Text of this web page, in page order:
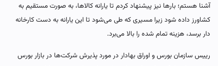
آشنا هستم؛ بارها نیز پیشنهاد کردم تا یارانه کالاها، به صورت مستقیم به
کشاورز داده شود زیرا مسیری که طی می‌شود تا این یارانه به دست کارخانه
دار برسد، هزینه تمام شده را بالا می‌برد.
رییس سازمان بورس و اوراق بهادار در مورد پذیرش شرکت‌ها در بازار بورس